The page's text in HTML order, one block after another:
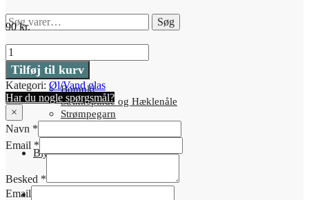
Søg
efter:
Søg
Strik og Garn
Bomuld
Strikkepinde og Hæklenåle
Strømpegarn
Blyant/farver og tilbehør
90kr.
Øl
/
vandglas
antal
Tilføj til kurv
Kategori: Øl/Vand glas
Har du nogle spørgsmål?
×
Navn *
Email *
Besked *
Email